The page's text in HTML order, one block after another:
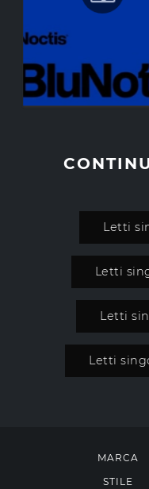
Letti
Letti
Letti
Letti
MARCA
STILE